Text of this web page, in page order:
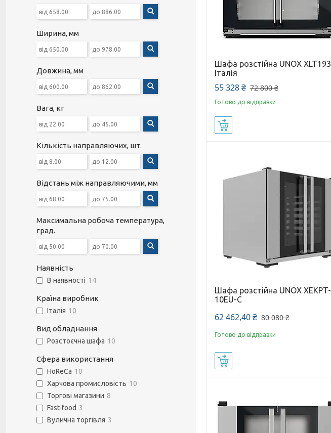
Шафа розстійна UNOX XLT193
Італія
55 328 ₴ 72 800 ₴
Готово до відправки
Шафа розстійна UNOX XEKPT-
10EU-C
62 462,40 ₴ 80 080 ₴
Готово до відправки
Ширина, мм
Довжина, мм
Вага, кг
Кількість направляючих, шт.
Відстань між направляючими, мм
Максимальна робоча температура,
град.
Наявність
В наявності 14
Країна виробник
Італія 10
Вид обладнання
Розстоєчна шафа 10
Сфера використання
HoReCa 10
Харчова промисловість 10
Торгові магазини 8
Fast-food 3
Вулична торгівля 3